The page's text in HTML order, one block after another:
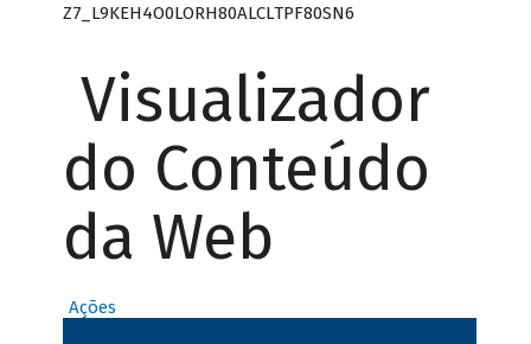
Z7_L9KEH4O0LORH80ALCLTPF80SN6
Visualizador
do Conteúdo
da Web
Ações